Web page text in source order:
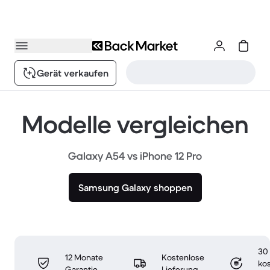
Gerät verkaufen
Modelle vergleichen
Galaxy A54 vs iPhone 12 Pro
Samsung Galaxy shoppen
12 Monate
Kostenlose
30